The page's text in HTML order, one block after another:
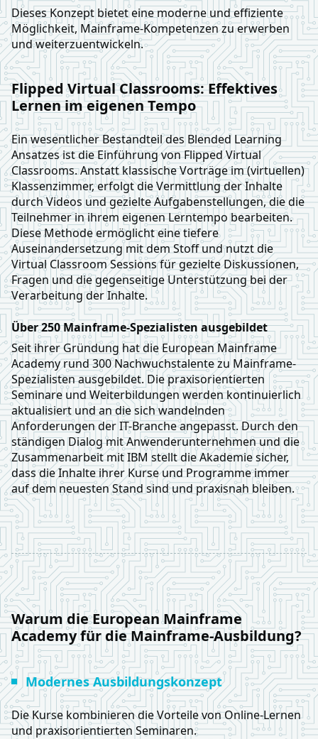
Dieses Konzept bietet eine moderne und effiziente
Möglichkeit, Mainframe-Kompetenzen zu erwerben
und weiterzuentwickeln.
Flipped Virtual Classrooms: Effektives
Lernen im eigenen Tempo
Ein wesentlicher Bestandteil des Blended Learning
Ansatzes ist die Einführung von Flipped Virtual
Classrooms. Anstatt klassische Vorträge im (virtuellen)
Klassenzimmer, erfolgt die Vermittlung der Inhalte
durch Videos und gezielte Aufgabenstellungen, die die
Teilnehmer in ihrem eigenen Lerntempo bearbeiten.
Diese Methode ermöglicht eine tiefere
Auseinandersetzung mit dem Stoff und nutzt die
Virtual Classroom Sessions für gezielte Diskussionen,
Fragen und die gegenseitige Unterstützung bei der
Verarbeitung der Inhalte.
Über 250 Mainframe-Spezialisten ausgebildet
Seit ihrer Gründung hat die European Mainframe
Academy rund 300 Nachwuchstalente zu Mainframe-
Spezialisten ausgebildet. Die praxisorientierten
Seminare und Weiterbildungen werden kontinuierlich
aktualisiert und an die sich wandelnden
Anforderungen der IT-Branche angepasst. Durch den
ständigen Dialog mit Anwenderunternehmen und die
Zusammenarbeit mit IBM stellt die Akademie sicher,
dass die Inhalte ihrer Kurse und Programme immer
auf dem neuesten Stand sind und praxisnah bleiben.
Warum die European Mainframe
Academy für die Mainframe-Ausbildung?
Modernes Ausbildungskonzept
Die Kurse kombinieren die Vorteile von Online-Lernen
und praxisorientierten Seminaren.